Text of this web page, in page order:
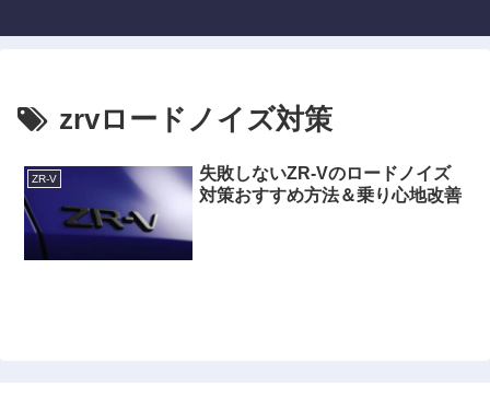
zrvロードノイズ対策
ZR-V
失敗しないZR-Vのロードノイズ
対策おすすめ方法＆乗り心地改善